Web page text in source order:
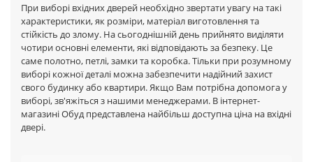
При виборі вхідних дверей необхідно звертати увагу на такі
характеристики, як розміри, матеріал виготовлення та
стійкість до злому. На сьогоднішній день прийнято виділяти
чотири основні елементи, які відповідають за безпеку. Це
саме полотно, петлі, замки та коробка. Тільки при розумному
виборі кожної деталі можна забезпечити надійний захист
свого будинку або квартири. Якщо Вам потрібна допомога у
виборі, зв'яжіться з нашими менеджерами. В інтернет-
магазині Обуд представлена найбільш доступна ціна на вхідні
двері.